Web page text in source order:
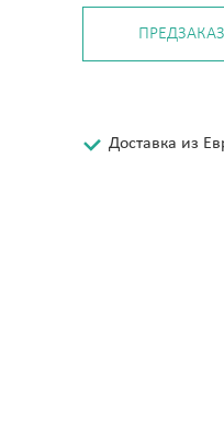
ПРЕДЗАКАЗ
Доставка из